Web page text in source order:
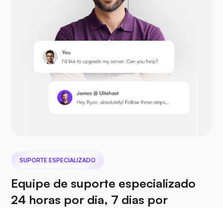
Prestashop
Seafile
SUPORTE ESPECIALIZADO
Equipe de suporte especializado
24 horas por dia, 7 dias por